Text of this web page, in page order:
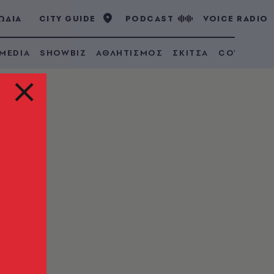
CITY GUIDE PODCAST VOICE RADIO
SHOWBIZ ΑΘΛΗΤΙΣΜΟΣ ΣΚΙΤΣΑ COVID 19